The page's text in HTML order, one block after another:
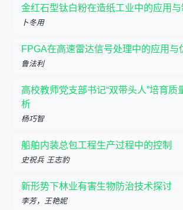
金红石型钛白粉在造纸工业中的应用
卜冬用
FPGA在高速雷达信号处理中的应用与
鲁法利
高校教师党支部书记“双带头人”培育质
析
杨巧智
船舶内装总包工程生产过程中的控制
史祝兵 王志豹
新形势下林业有害生物防治技术探讨
李芳，王艳妮